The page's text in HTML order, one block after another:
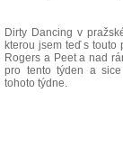
Dirty Dancing v
kterou jsem teď s touto
Rogers a Peet a nad
pro tento týden a
tohoto týdne.